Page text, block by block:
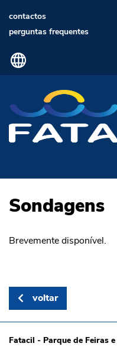
contactos
perguntas frequentes
Sondagens
Brevemente disponível.
voltar
Fatacil - Parque de Feiras